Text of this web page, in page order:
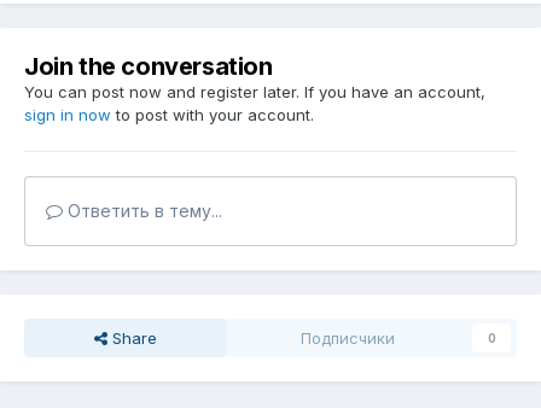
Join the conversation
You can post now and register later. If you have an account,
sign in now to post with your account.
Ответить в тему...
Share Подписчики 0